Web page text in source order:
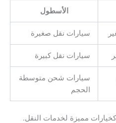
الأسطول
سيارات نقل صغيرة
سيارات نقل كبيرة
سيارات شحن متوسطة
الحجم
كخيارات مميزة لخدمات النقل.